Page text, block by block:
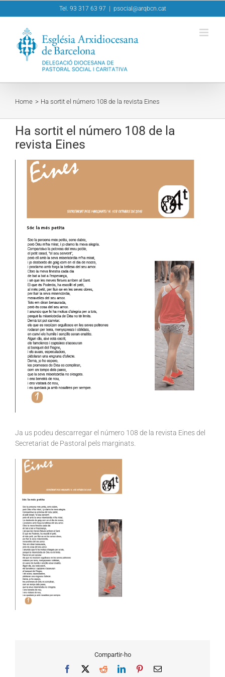
to
Tel. 93 317 63 97 psocial@arqbcn.cat
Home Ha sortit el número 108 de la revista Eines
Ha sortit el número 108 de la
revista Eines
Larger
Image
Ja us podeu descarregar el número 108 de la revista Eines del
Secretariat de Pastoral pels marginats.
Compartir-ho
Facebook RedditLinkedInPinterestEmail